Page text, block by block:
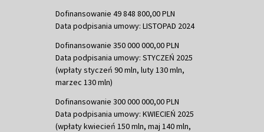
Dofinansowanie 49 848 800,00 PLN
Data podpisania umowy: LISTOPAD 2024
Dofinansowanie 350 000 000,00 PLN
Data podpisania umowy: STYCZEŃ 2025
(wpłaty styczeń 90 mln, luty 130 mln,
marzec 130 mln)
Dofinansowanie 300 000 000,00 PLN
Data podpisania umowy: KWIECIEŃ 2025
(wpłaty kwiecień 150 mln, maj 140 mln,